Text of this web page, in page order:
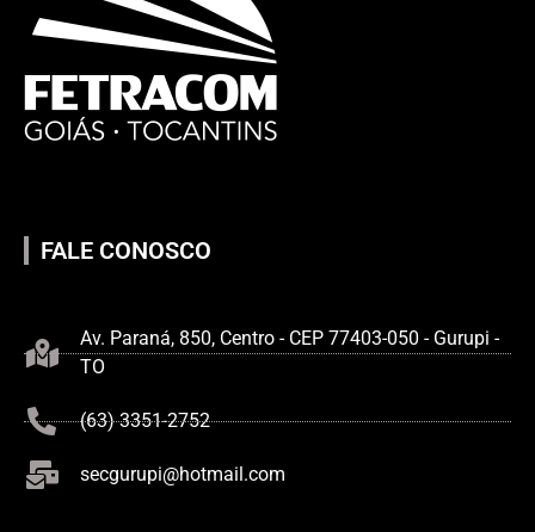
FALE CONOSCO
Av. Paraná, 850, Centro - CEP 77403-050 - Gurupi -
TO
(63) 3351-2752
secgurupi@hotmail.com